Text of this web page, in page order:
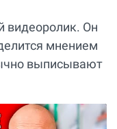
видеоролик. Он
мнением
выписывают